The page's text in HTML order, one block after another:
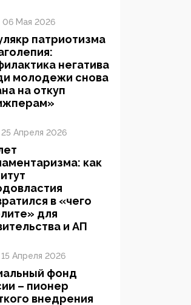
06 Мая 2026
патриотизма
негатива
молодежи снова
на откуп
Апреля 2026
как
в «чего
для
и АП
Апреля 2026
фонд
– пионер
внедрения